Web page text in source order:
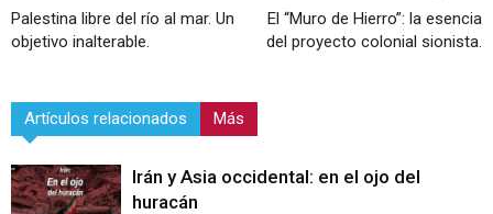
Palestina libre del río al mar. Un
objetivo inalterable.
El “Muro de Hierro”: la esencia
del proyecto colonial sionista.
Artículos relacionados Más
Irán y Asia occidental: en el ojo del
huracán